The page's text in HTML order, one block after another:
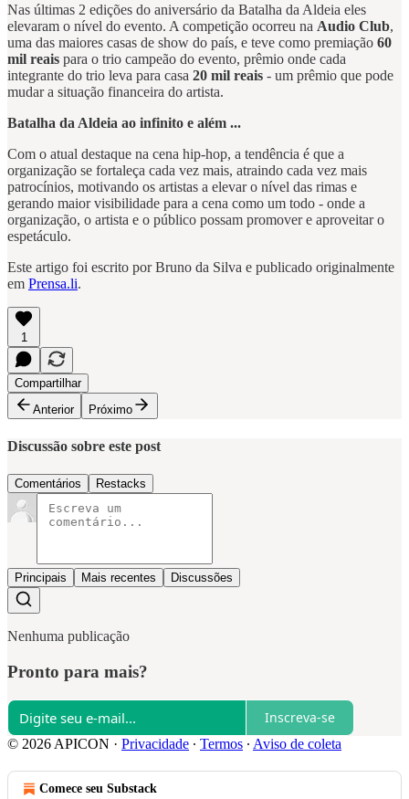
Nas últimas 2 edições do aniversário da Batalha da Aldeia eles
elevaram o nível do evento. A competição ocorreu na Audio Club,
uma das maiores casas de show do país, e teve como premiação 60
mil reais para o trio campeão do evento, prêmio onde cada
integrante do trio leva para casa 20 mil reais - um prêmio que pode
mudar a situação financeira do artista.
Batalha da Aldeia ao infinito e além ...
Com o atual destaque na cena hip-hop, a tendência é que a
organização se fortaleça cada vez mais, atraindo cada vez mais
patrocínios, motivando os artistas a elevar o nível das rimas e
gerando maior visibilidade para a cena como um todo - onde a
organização, o artista e o público possam promover e aproveitar o
espetáculo.
Este artigo foi escrito por Bruno da Silva e publicado originalmente
em Prensa.li.
1
Compartilhar
Anterior
Próximo
Discussão sobre este post
Comentários Restacks
Principais Mais recentes Discussões
Nenhuma publicação
Pronto para mais?
Inscreva-se
© 2026 APICON · Privacidade ∙ Termos ∙ Aviso de coleta
Comece seu Substack